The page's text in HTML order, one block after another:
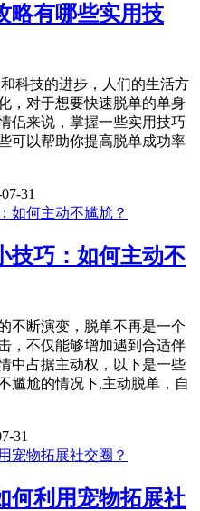
略有哪些实用技
科技的进步，人们的生活方
，对于想要快速脱单的单身
侣来说，掌握一些实用技巧
可以帮助你提高脱单成功率
31
技巧：如何主动不
不断演变，脱单不再是一个
，不仅能够增加遇到合适伴
中占据主动权，以下是一些
尴尬的情况下,主动脱单，自
31
何利用宠物拓展社